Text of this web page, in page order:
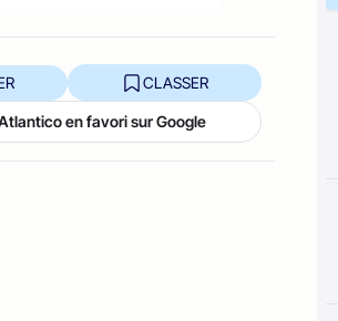
CLASSER
en favori sur Google